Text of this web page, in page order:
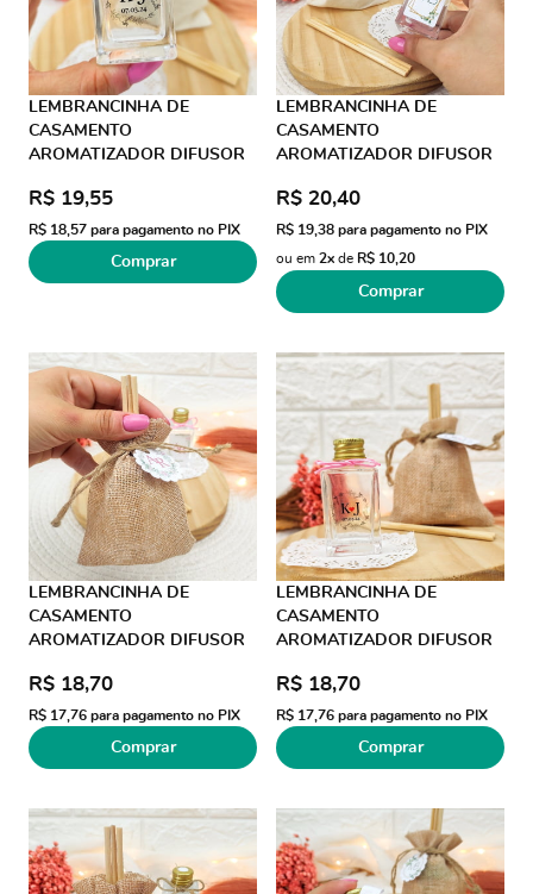
LEMBRANCINHA DE
CASAMENTO
AROMATIZADOR DIFUSOR
AD TRANSP
R$ 19,55
R$ 18,57 para pagamento no PIX
Comprar
LEMBRANCINHA DE
CASAMENTO
AROMATIZADOR DIFUSOR
LAÇO GORGURÃO
R$ 20,40
R$ 19,38 para pagamento no PIX
ou em 2x de R$ 10,20
Comprar
LEMBRANCINHA DE
CASAMENTO
AROMATIZADOR DIFUSOR
SEDA
R$ 18,70
R$ 17,76 para pagamento no PIX
Comprar
LEMBRANCINHA DE
CASAMENTO
AROMATIZADOR DIFUSOR
SEDA AS TRANSP
R$ 18,70
R$ 17,76 para pagamento no PIX
Comprar